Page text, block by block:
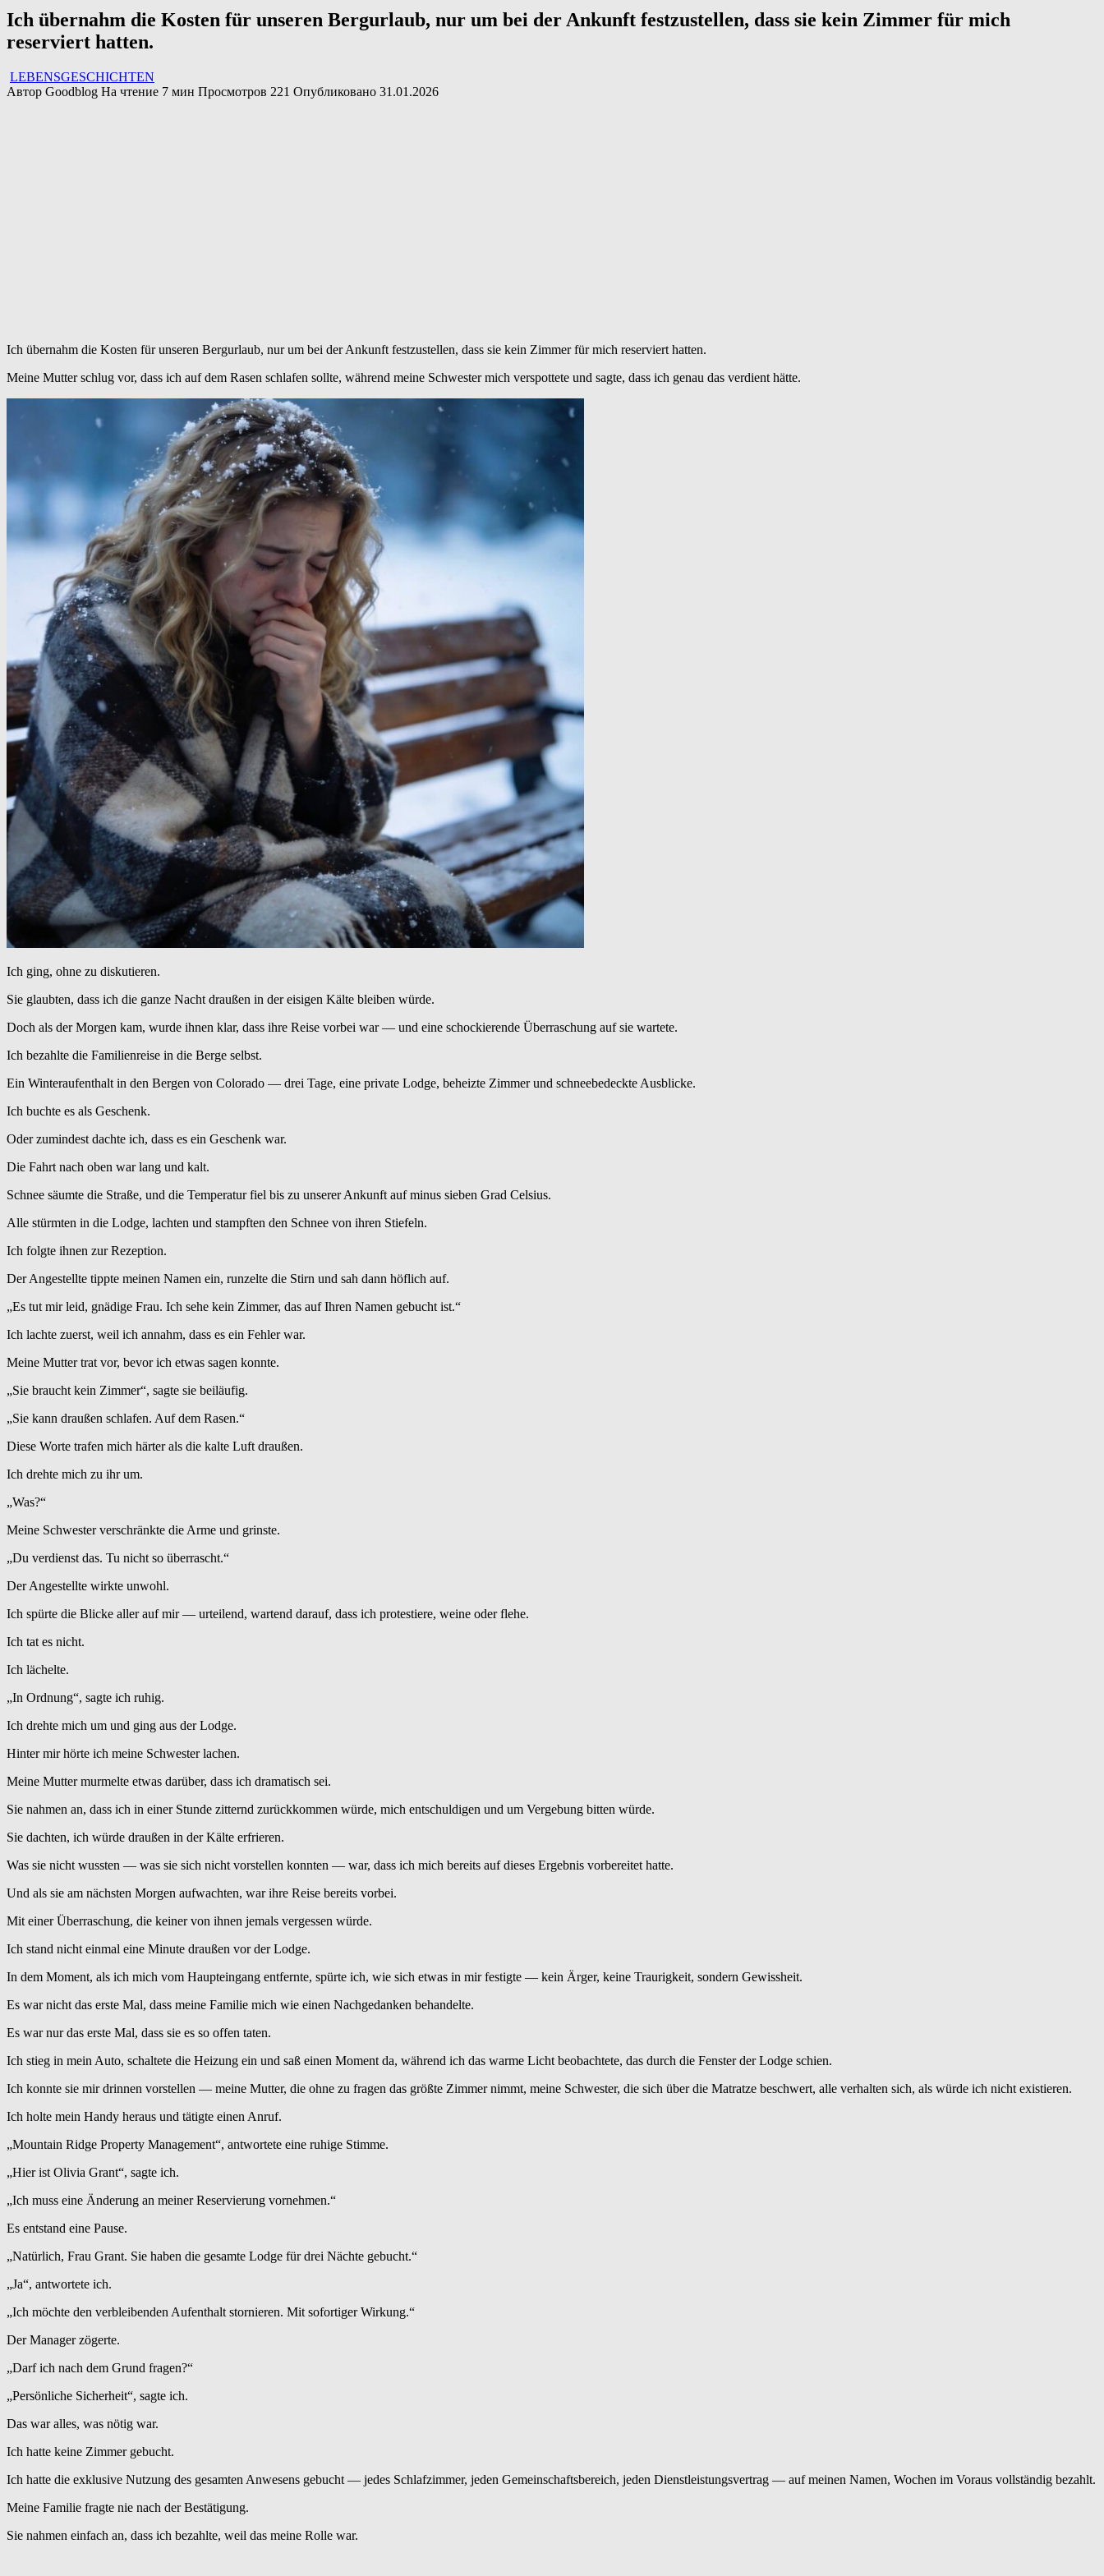
Ich übernahm die Kosten für unseren Bergurlaub, nur um bei der Ankunft festzustellen, dass sie kein Zimmer für mich
reserviert hatten.
LEBENSGESCHICHTEN
Автор Goodblog На чтение 7 мин Просмотров 221 Опубликовано 31.01.2026
Ich übernahm die Kosten für unseren Bergurlaub, nur um bei der Ankunft festzustellen, dass sie kein Zimmer für mich reserviert hatten.
Meine Mutter schlug vor, dass ich auf dem Rasen schlafen sollte, während meine Schwester mich verspottete und sagte, dass ich genau das verdient hätte.
Ich ging, ohne zu diskutieren.
Sie glaubten, dass ich die ganze Nacht draußen in der eisigen Kälte bleiben würde.
Doch als der Morgen kam, wurde ihnen klar, dass ihre Reise vorbei war — und eine schockierende Überraschung auf sie wartete.
Ich bezahlte die Familienreise in die Berge selbst.
Ein Winteraufenthalt in den Bergen von Colorado — drei Tage, eine private Lodge, beheizte Zimmer und schneebedeckte Ausblicke.
Ich buchte es als Geschenk.
Oder zumindest dachte ich, dass es ein Geschenk war.
Die Fahrt nach oben war lang und kalt.
Schnee säumte die Straße, und die Temperatur fiel bis zu unserer Ankunft auf minus sieben Grad Celsius.
Alle stürmten in die Lodge, lachten und stampften den Schnee von ihren Stiefeln.
Ich folgte ihnen zur Rezeption.
Der Angestellte tippte meinen Namen ein, runzelte die Stirn und sah dann höflich auf.
„Es tut mir leid, gnädige Frau. Ich sehe kein Zimmer, das auf Ihren Namen gebucht ist.“
Ich lachte zuerst, weil ich annahm, dass es ein Fehler war.
Meine Mutter trat vor, bevor ich etwas sagen konnte.
„Sie braucht kein Zimmer“, sagte sie beiläufig.
„Sie kann draußen schlafen. Auf dem Rasen.“
Diese Worte trafen mich härter als die kalte Luft draußen.
Ich drehte mich zu ihr um.
„Was?“
Meine Schwester verschränkte die Arme und grinste.
„Du verdienst das. Tu nicht so überrascht.“
Der Angestellte wirkte unwohl.
Ich spürte die Blicke aller auf mir — urteilend, wartend darauf, dass ich protestiere, weine oder flehe.
Ich tat es nicht.
Ich lächelte.
„In Ordnung“, sagte ich ruhig.
Ich drehte mich um und ging aus der Lodge.
Hinter mir hörte ich meine Schwester lachen.
Meine Mutter murmelte etwas darüber, dass ich dramatisch sei.
Sie nahmen an, dass ich in einer Stunde zitternd zurückkommen würde, mich entschuldigen und um Vergebung bitten würde.
Sie dachten, ich würde draußen in der Kälte erfrieren.
Was sie nicht wussten — was sie sich nicht vorstellen konnten — war, dass ich mich bereits auf dieses Ergebnis vorbereitet hatte.
Und als sie am nächsten Morgen aufwachten, war ihre Reise bereits vorbei.
Mit einer Überraschung, die keiner von ihnen jemals vergessen würde.
Ich stand nicht einmal eine Minute draußen vor der Lodge.
In dem Moment, als ich mich vom Haupteingang entfernte, spürte ich, wie sich etwas in mir festigte — kein Ärger, keine Traurigkeit, sondern Gewissheit.
Es war nicht das erste Mal, dass meine Familie mich wie einen Nachgedanken behandelte.
Es war nur das erste Mal, dass sie es so offen taten.
Ich stieg in mein Auto, schaltete die Heizung ein und saß einen Moment da, während ich das warme Licht beobachtete, das durch die Fenster der Lodge schien.
Ich konnte sie mir drinnen vorstellen — meine Mutter, die ohne zu fragen das größte Zimmer nimmt, meine Schwester, die sich über die Matratze beschwert, alle verhalten sich, als würde ich nicht existieren.
Ich holte mein Handy heraus und tätigte einen Anruf.
„Mountain Ridge Property Management“, antwortete eine ruhige Stimme.
„Hier ist Olivia Grant“, sagte ich.
„Ich muss eine Änderung an meiner Reservierung vornehmen.“
Es entstand eine Pause.
„Natürlich, Frau Grant. Sie haben die gesamte Lodge für drei Nächte gebucht.“
„Ja“, antwortete ich.
„Ich möchte den verbleibenden Aufenthalt stornieren. Mit sofortiger Wirkung.“
Der Manager zögerte.
„Darf ich nach dem Grund fragen?“
„Persönliche Sicherheit“, sagte ich.
Das war alles, was nötig war.
Ich hatte keine Zimmer gebucht.
Ich hatte die exklusive Nutzung des gesamten Anwesens gebucht — jedes Schlafzimmer, jeden Gemeinschaftsbereich, jeden Dienstleistungsvertrag — auf meinen Namen, Wochen im Voraus vollständig bezahlt.
Meine Familie fragte nie nach der Bestätigung.
Sie nahmen einfach an, dass ich bezahlte, weil das meine Rolle war.